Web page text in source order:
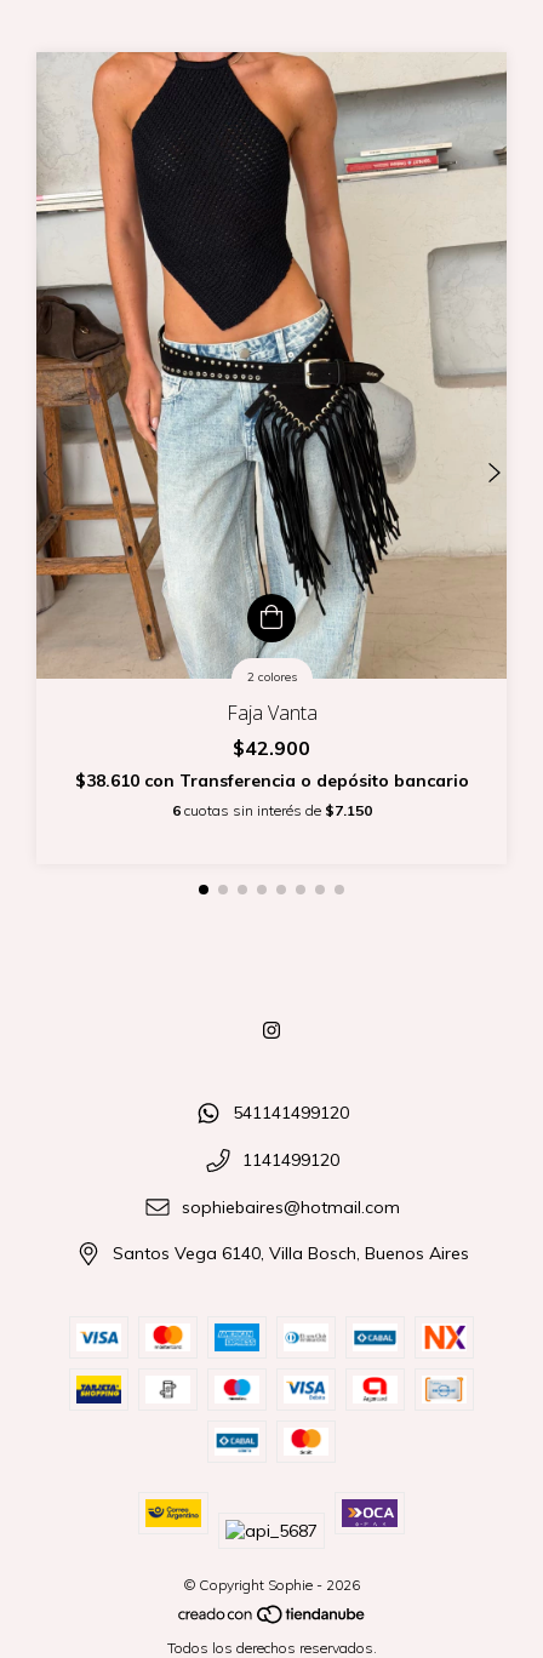
2 colores
Faja Vanta
$42.900
$38.610 con Transferencia o depósito bancario
6 cuotas sin interés de $7.150
541141499120
1141499120
sophiebaires@hotmail.com
Santos Vega 6140, Villa Bosch, Buenos Aires
© Copyright Sophie - 2026
Todos los derechos reservados.